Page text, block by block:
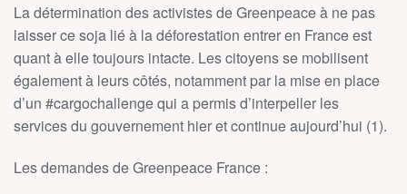
La détermination des activistes de Greenpeace à ne pas
laisser ce soja lié à la déforestation entrer en France est
quant à elle toujours intacte. Les citoyens se mobilisent
également à leurs côtés, notamment par la mise en place
d’un #cargochallenge qui a permis d’interpeller les
services du gouvernement hier et continue aujourd’hui (1).
Les demandes de Greenpeace France :